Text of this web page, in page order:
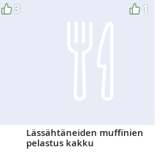
3 1
Lässähtäneiden muffinien
pelastus kakku